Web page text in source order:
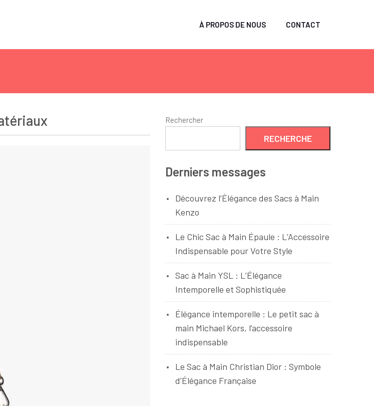
À PROPOS DE NOUS CONTACT
Rechercher
RECHERCHE
Derniers messages
Découvrez l’Élégance des Sacs à Main
Kenzo
Le Chic Sac à Main Épaule : L’Accessoire
Indispensable pour Votre Style
Sac à Main YSL : L’Élégance
Intemporelle et Sophistiquée
Élégance intemporelle : Le petit sac à
main Michael Kors, l’accessoire
indispensable
Le Sac à Main Christian Dior : Symbole
d’Élégance Française